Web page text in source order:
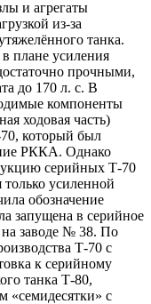
и агрегаты
из-за
танка.
плане усиления
прочными,
до 170 л. с. В
компоненты
ходовая часть)
который был
РККА. Однако
серийных Т-70
усиленной
обозначение
запущена в серийное
заводе № 38. По
Т-70 с
к серийному
танка Т-80,
«семидесятки» с